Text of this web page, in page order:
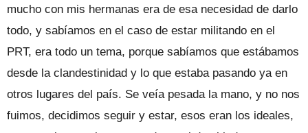
mucho con mis hermanas era de esa necesidad de darlo
todo, y sabíamos en el caso de estar militando en el
PRT, era todo un tema, porque sabíamos que estábamos
desde la clandestinidad y lo que estaba pasando ya en
otros lugares del país. Se veía pesada la mano, y no nos
fuimos, decidimos seguir y estar, esos eran los ideales,